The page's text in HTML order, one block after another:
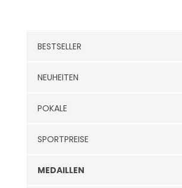
BESTSELLER
NEUHEITEN
POKALE
SPORTPREISE
MEDAILLEN